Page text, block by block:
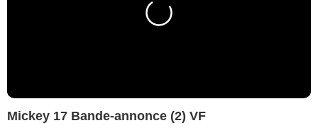
Mickey 17 Bande-annonce (2) VF